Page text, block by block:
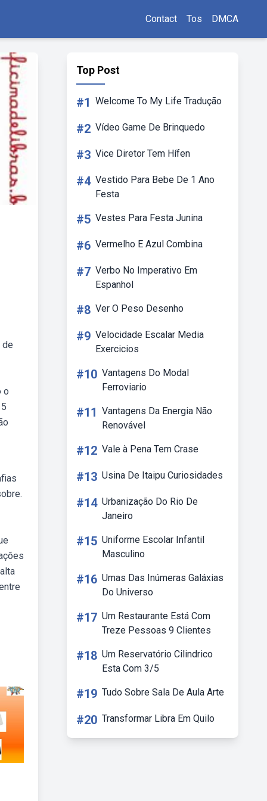
Contact Tos DMCA
de
o
Top Post
#1 Welcome To My Life Tradução
#2 Vídeo Game De Brinquedo
#3 Vice Diretor Tem Hífen
#4 Vestido Para Bebe De 1 Ano
Festa
#5 Vestes Para Festa Junina
#6 Vermelho E Azul Combina
#7 Verbo No Imperativo Em
Espanhol
#8 Ver O Peso Desenho
#9 Velocidade Escalar Media
Exercicios
#10 Vantagens Do Modal
Ferroviario
#11 Vantagens Da Energia Não
Renovável
#12 Vale à Pena Tem Crase
#13 Usina De Itaipu Curiosidades
#14 Urbanização Do Rio De
Janeiro
#15 Uniforme Escolar Infantil
Masculino
#16 Umas Das Inúmeras Galáxias
Do Universo
#17 Um Restaurante Está Com
Treze Pessoas 9 Clientes
#18 Um Reservatório Cilindrico
Esta Com 3/5
#19 Tudo Sobre Sala De Aula Arte
#20 Transformar Libra Em Quilo